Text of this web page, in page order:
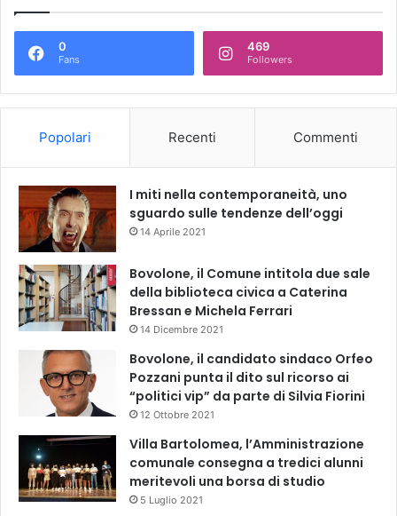
0
Fans
469
Followers
Popolari Recenti Commenti
I miti nella contemporaneità, uno
sguardo sulle tendenze dell’oggi
14 Aprile 2021
Bovolone, il Comune intitola due sale
della biblioteca civica a Caterina
Bressan e Michela Ferrari
14 Dicembre 2021
Bovolone, il candidato sindaco Orfeo
Pozzani punta il dito sul ricorso ai
“politici vip” da parte di Silvia Fiorini
12 Ottobre 2021
Villa Bartolomea, l’Amministrazione
comunale consegna a tredici alunni
meritevoli una borsa di studio
5 Luglio 2021